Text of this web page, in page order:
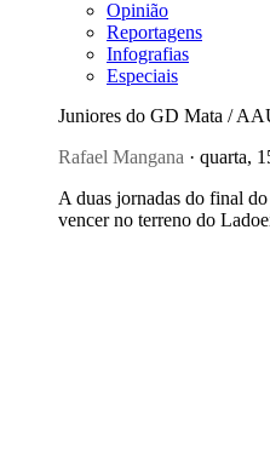
Opinião
Reportagens
Infografias
Especiais
Juniores do GD Mata /
Rafael Mangana · quarta,
A duas jornadas do final
vencer no terreno do